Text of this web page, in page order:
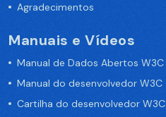
Agradecimentos
Manuais e Vídeos
Manual de Dados Abertos W3C
Manual do desenvolvedor W3C
Cartilha do desenvolvedor W3C